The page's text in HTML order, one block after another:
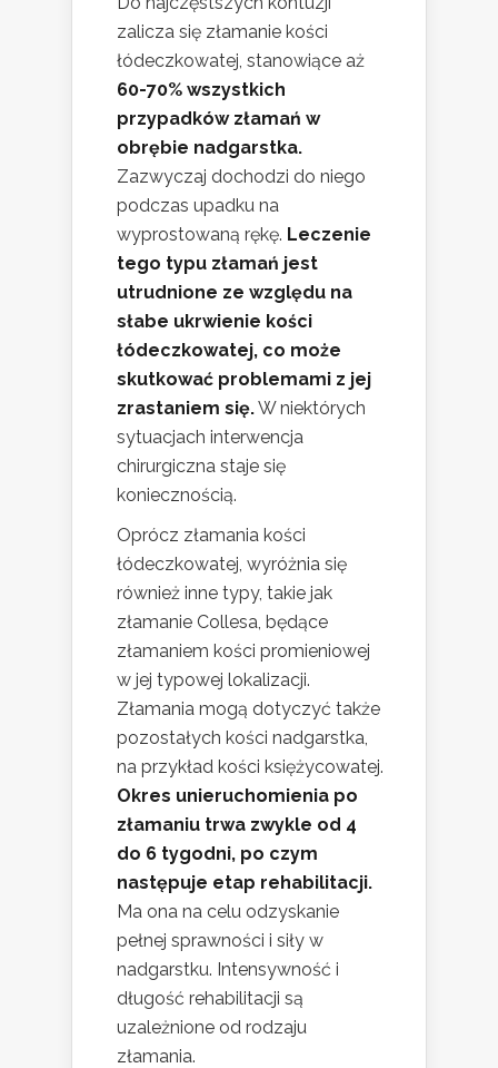
zalicza się złamanie kości
łódeczkowatej, stanowiące aż
60-70% wszystkich
przypadków złamań w
obrębie nadgarstka.
Zazwyczaj dochodzi do niego
podczas upadku na
wyprostowaną rękę. Leczenie
tego typu złamań jest
utrudnione ze względu na
słabe ukrwienie kości
łódeczkowatej, co może
skutkować problemami z jej
zrastaniem się.W niektórych
sytuacjach interwencja
chirurgiczna staje się
koniecznością.
Oprócz złamania kości
łódeczkowatej, wyróżnia się
również inne typy, takie jak
złamanie Collesa, będące
złamaniem kości promieniowej
w jej typowej lokalizacji.
Złamania mogą dotyczyć także
pozostałych kości nadgarstka,
na przykład kości księżycowatej.
Okres unieruchomienia po
złamaniu trwa zwykle od 4
do 6 tygodni, po czym
następuje etap rehabilitacji.
Ma ona na celu odzyskanie
pełnej sprawności i siły w
nadgarstku. Intensywność i
długość rehabilitacji są
uzależnione od rodzaju
złamania.